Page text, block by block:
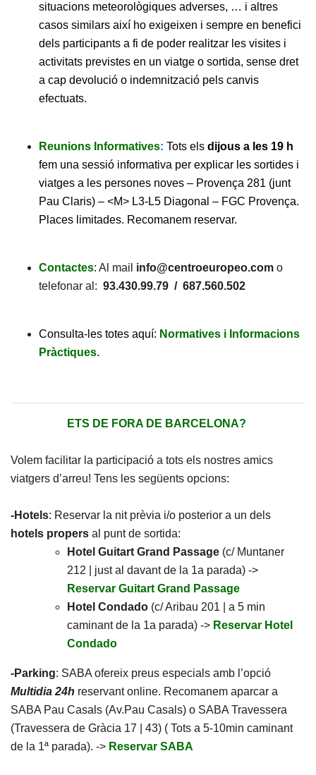
situacions meteorològiques adverses, … i altres
casos similars així ho exigeixen i sempre en benefici
dels participants a fi de poder realitzar les visites i
activitats previstes en un viatge o sortida, sense dret
a cap devolució o indemnització pels canvis
efectuats.
Reunions Informatives: Tots els dijous a les 19 h
fem una sessió informativa per explicar les sortides i
viatges a les persones noves – Provença 281 (junt
Pau Claris) – <M> L3-L5 Diagonal – FGC Provença.
Places limitades. Recomanem reservar.
Contactes: Al mail info@centroeuropeo.com o
telefonar al: 93.430.99.79 / 687.560.502
Consulta-les totes aquí: Normatives i Informacions
Pràctiques.
ETS DE FORA DE BARCELONA?
Volem facilitar la participació a tots els nostres amics
viatgers d’arreu! Tens les següents opcions:
-Hotels: Reservar la nit prèvia i/o posterior a un dels
hotels propers al punt de sortida:
Hotel Guitart Grand Passage (c/ Muntaner
212 | just al davant de la 1a parada) ->
Reservar Guitart Grand Passage
Hotel Condado (c/ Aribau 201 | a 5 min
caminant de la 1a parada) -> Reservar Hotel
Condado
-Parking: SABA ofereix preus especials amb l’opció
Multidia 24h reservant online. Recomanem aparcar a
SABA Pau Casals (Av.Pau Casals) o SABA Travessera
(Travessera de Gràcia 17 | 43) ( Tots a 5-10min caminant
de la 1ª parada). -> Reservar SABA